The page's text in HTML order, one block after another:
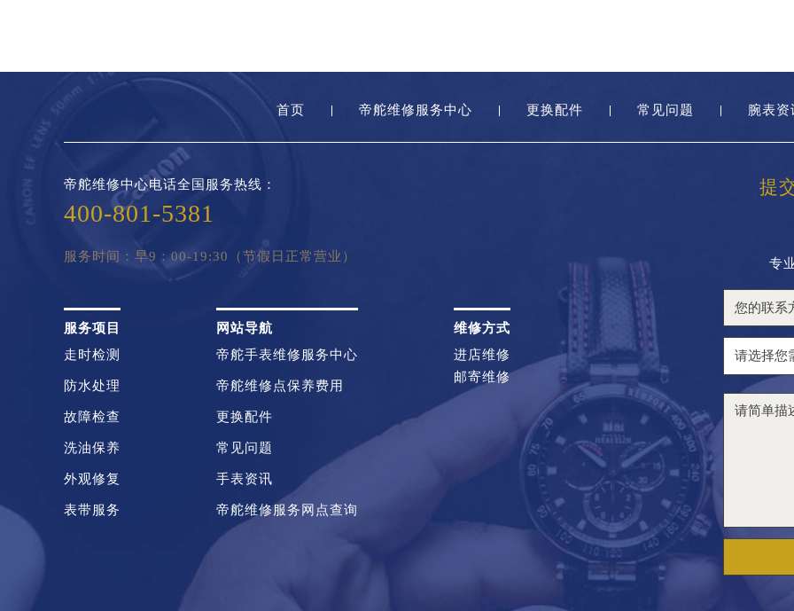
首页 帝舵维修服务中心 更换配件 常见问题 腕表资
提
专
帝舵维修中心电话全国服务热线：
400-801-5381
服务时间：早9：00-19:30（节假日正常营业）
服务项目
走时检测
防水处理
故障检查
洗油保养
外观修复
表带服务
网站导航
帝舵手表维修服务中心
帝舵维修点保养费用
更换配件
常见问题
手表资讯
帝舵维修服务网点查询
维修方式
进店维修
邮寄维修